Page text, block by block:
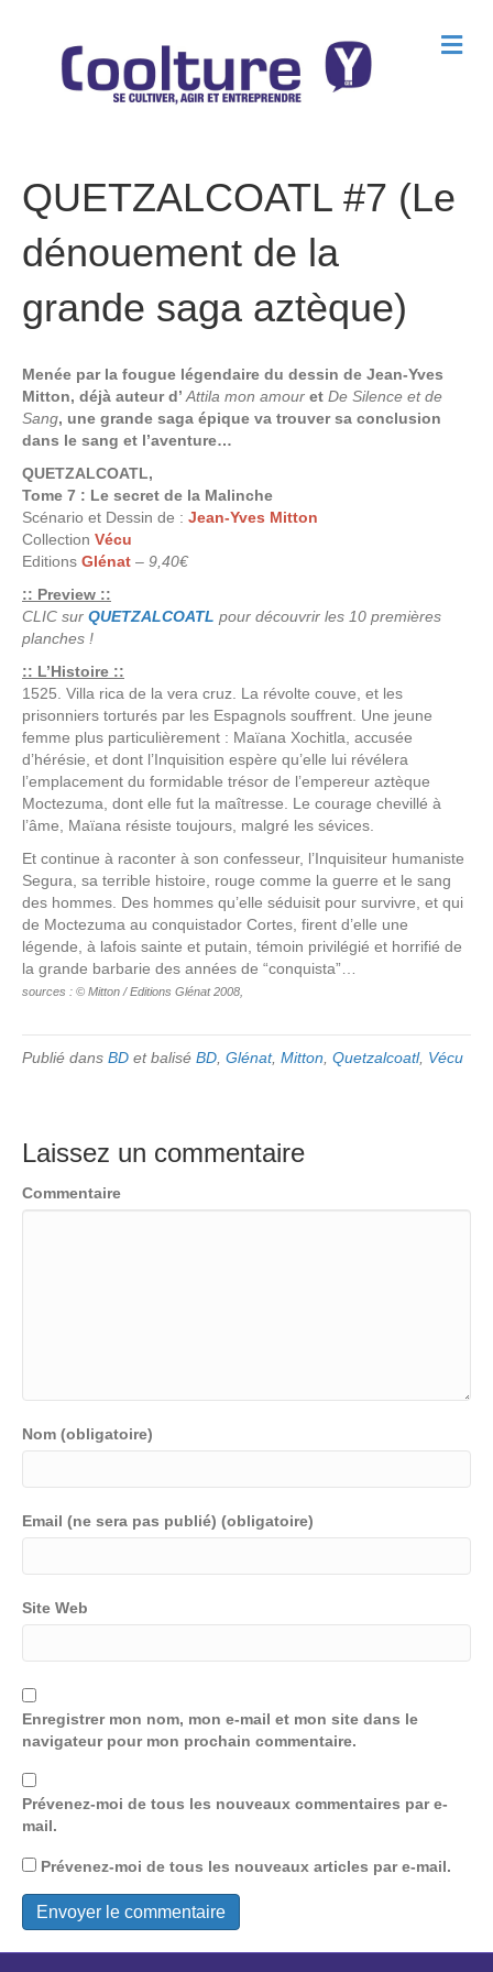
M
e
QUETZALCOATL #7 (Le
dénouement de la
grande saga aztèque)
Menée par la fougue légendaire du dessin de Jean-Yves
Mitton, déjà auteur d’ Attila mon amour et De Silence et de
Sang, une grande saga épique va trouver sa conclusion
dans le sang et l’aventure…
QUETZALCOATL,
Tome 7 : Le secret de la Malinche
Scénario et Dessin de : Jean-Yves Mitton
Collection Vécu
Editions Glénat – 9,40€
:: Preview ::
CLIC sur QUETZALCOATL pour découvrir les 10 premières
planches !
:: L’Histoire ::
1525. Villa rica de la vera cruz. La révolte couve, et les
prisonniers torturés par les Espagnols souffrent. Une jeune
femme plus particulièrement : Maïana Xochitla, accusée
d’hérésie, et dont l’Inquisition espère qu’elle lui révélera
l’emplacement du formidable trésor de l’empereur aztèque
Moctezuma, dont elle fut la maîtresse. Le courage chevillé à
l’âme, Maïana résiste toujours, malgré les sévices.
Et continue à raconter à son confesseur, l’Inquisiteur humaniste
Segura, sa terrible histoire, rouge comme la guerre et le sang
des hommes. Des hommes qu’elle séduisit pour survivre, et qui
de Moctezuma au conquistador Cortes, firent d’elle une
légende, à lafois sainte et putain, témoin privilégié et horrifié de
la grande barbarie des années de “conquista”…
sources : © Mitton / Editions Glénat 2008,
Publié dans BD et balisé BD Glénat, Mitton Quetzalcoatl, Vécu
Laissez un commentaire
Commentaire
Nom (obligatoire)
Email (ne sera pas publié) (obligatoire)
Site Web
Enregistrer mon nom, mon e-mail et mon site dans le
navigateur pour mon prochain commentaire.
Prévenez-moi de tous les nouveaux commentaires par e-
mail.
Prévenez-moi de tous les nouveaux articles par e-mail.